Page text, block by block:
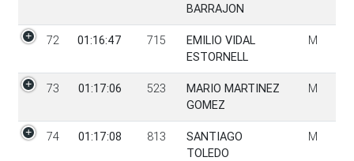
BARRAJON
72 01:16:47 715
EMILIO VIDAL
ESTORNELL
M
73 01:17:06 523
MARIO MARTINEZ
GOMEZ
M
74 01:17:08 813
SANTIAGO
TOLEDO
M